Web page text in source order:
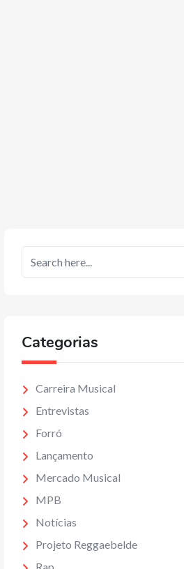
Categorias
Carreira Musical
Entrevistas
Forró
Lançamento
Mercado Musical
MPB
Notícias
Projeto Reggaebelde